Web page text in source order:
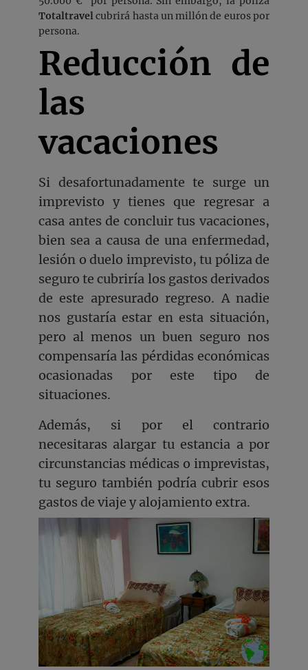
Totaltravelcubrirá hasta un millón de euros por
persona.
Reducción de
las
vacaciones
Si desafortunadamente te surge un
imprevisto y tienes que regresar a
casa antes de concluir tus vacaciones,
bien sea a causa de una enfermedad,
lesión o duelo imprevisto, tu póliza de
seguro te cubriría los gastos derivados
de este apresurado regreso. A nadie
nos gustaría estar en esta situación,
pero al menos un buen seguro nos
compensaría las pérdidas económicas
ocasionadas por este tipo de
situaciones.
Además, si por el contrario
necesitaras alargar tu estancia a por
circunstancias médicas o imprevistas,
tu seguro también podría cubrir esos
gastos de viaje y alojamiento extra.